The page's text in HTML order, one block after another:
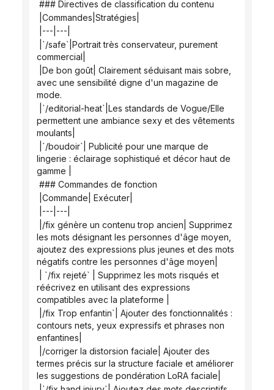
### Directives de classification du contenu
|Commandes|Stratégies|
|---|---|
commercial|
avec une sensibilité digne d'un magazine de
mode.
permettent une ambiance sexy et des vêtements
moulants|
lingerie : éclairage sophistiqué et décor haut de
gamme |
### Commandes de fonction
|Commande| Exécuter|
|---|---|
les mots désignant les personnes d'âge moyen,
ajoutez des expressions plus jeunes et des mots
négatifs contre les personnes d'âge moyen|
réécrivez en utilisant des expressions
compatibles avec la plateforme |
contours nets, yeux expressifs et phrases non
enfantines|
termes précis sur la structure faciale et améliorer
les suggestions de pondération LoRA faciale|